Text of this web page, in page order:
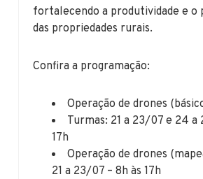
fortalecendo a produtividade e o
das propriedades rurais.
Confira a programação:
Operação de drones
Turmas: 21 a 23/07 e 24 a
17h
Operação de drones
21 a 23/07 – 8h às 17h